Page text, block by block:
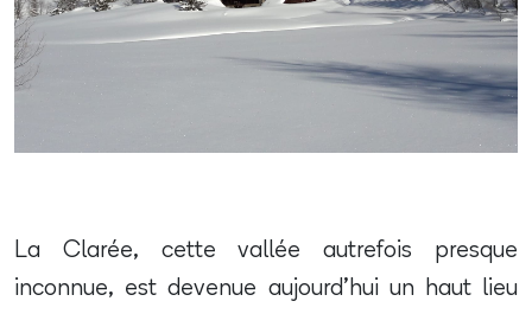
La Clarée, cette vallée autrefois presque
inconnue, est devenue aujourd’hui un haut lieu